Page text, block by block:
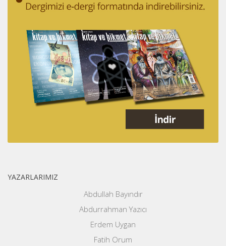
YAZARLARIMIZ
Abdullah Bayındır
Abdurrahman Yazıcı
Erdem Uygan
Fatih Orum